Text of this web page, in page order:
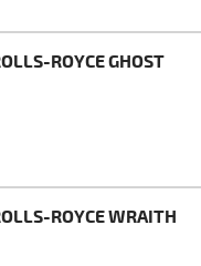
ROYCE GHOST
ROYCE WRAITH